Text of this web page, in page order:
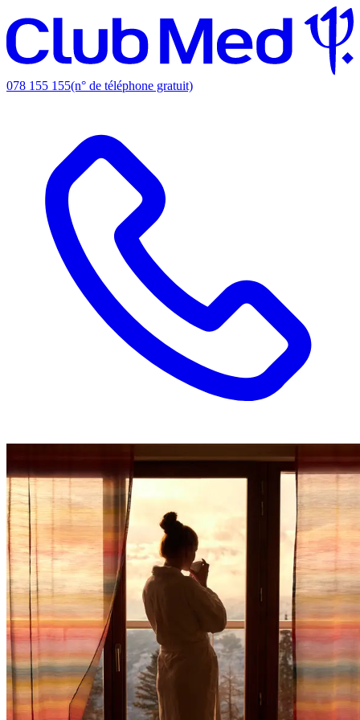
078 155 155(n° de téléphone gratuit)